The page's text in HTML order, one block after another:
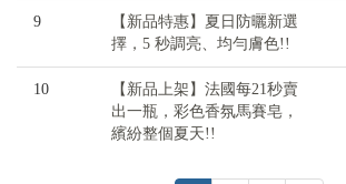
9
【新品特惠】夏日防曬新選
擇，5 秒調亮、均勻膚色!!
10
【新品上架】法國每21秒賣
出一瓶，彩色香氛馬賽皂，
繽紛整個夏天!!